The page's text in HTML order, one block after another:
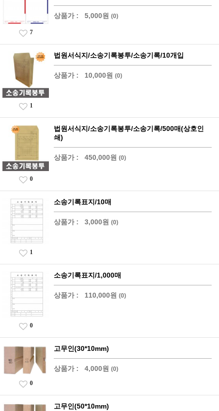
상품가 : 5,000원 (0)
7
법원서식지/소송기록봉투/소송기록/10개입
상품가 : 10,000원 (0)
1
법원서식지/소송기록봉투/소송기록/500매(상호인
쇄)
상품가 : 450,000원 (0)
0
소송기록표지/10매
상품가 : 3,000원 (0)
1
소송기록표지/1,000매
상품가 : 110,000원 (0)
0
고무인(30*10mm)
상품가 : 4,000원 (0)
0
고무인(50*10mm)